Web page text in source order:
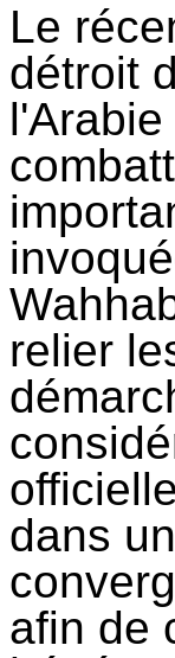
Le
détroit
relier
dans
afin de